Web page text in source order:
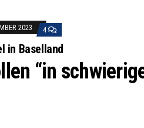
2023 4
in Baselland
“in